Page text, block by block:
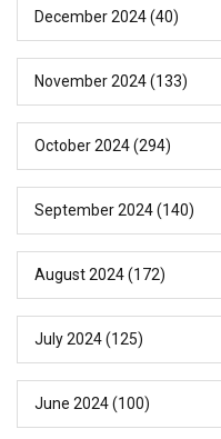
December 2024(40)
November 2024(133)
October 2024(294)
September 2024(140)
August 2024(172)
July 2024(125)
June 2024(100)